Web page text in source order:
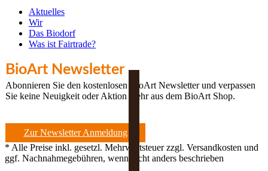
Aktuelles
Wir
Das Biodorf
Was ist Fairtrade?
BioArt Newsletter
Abonnieren Sie den kostenlosen BioArt Newsletter und verpassen
Sie keine Neuigkeit oder Aktion mehr aus dem BioArt Shop.
Zur Newsletter Anmeldung
* Alle Preise inkl. gesetzl. Mehrwertsteuer zzgl. Versandkosten und
ggf. Nachnahmegebühren, wenn nicht anders beschrieben